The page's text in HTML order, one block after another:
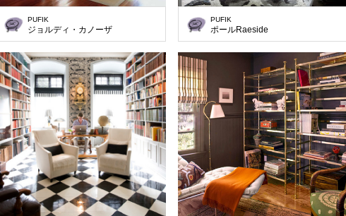
PUFIK
ジョルディ・カノーザ
PUFIK
ポールRaeside